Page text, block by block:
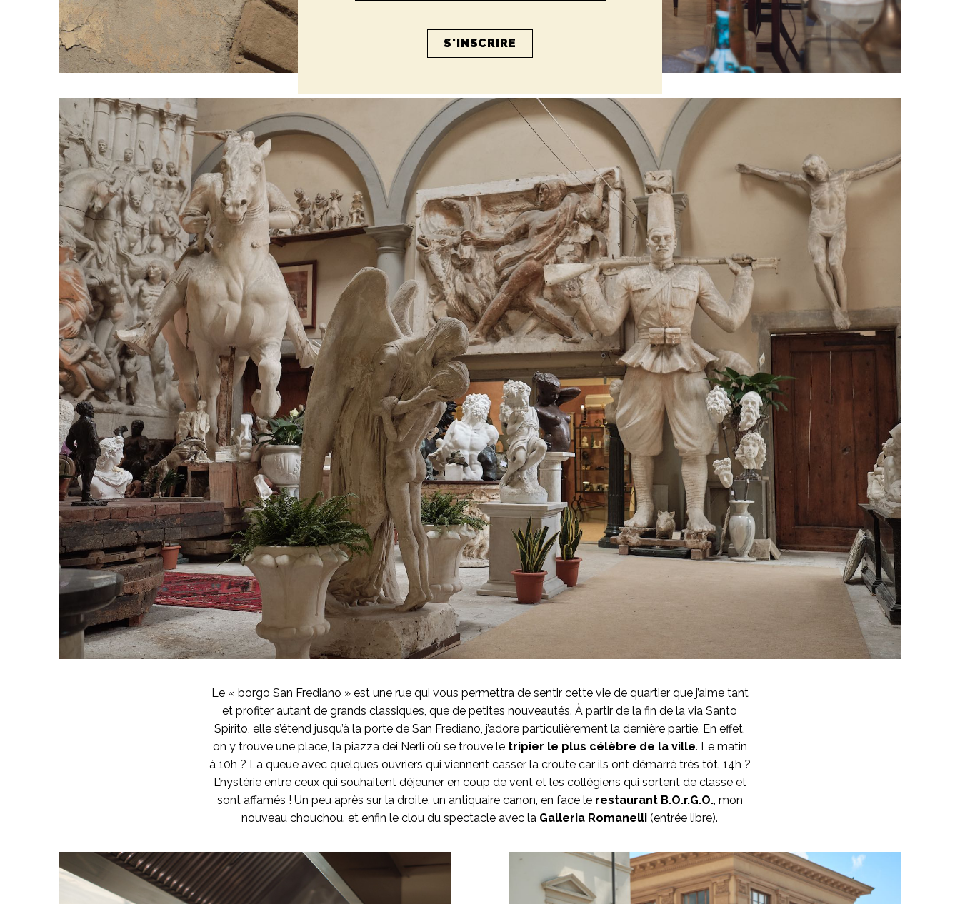
Le « borgo San Frediano » est une rue qui vous permettra de sentir cette vie de quartier que j’aime tant
et profiter autant de grands classiques, que de petites nouveautés. À partir de la fin de la via Santo
Spirito, elle s’étend jusqu’à la porte de San Frediano, j’adore particulièrement la dernière partie. En effet,
on y trouve une place, la piazza dei Nerli où se trouve le tripier le plus célèbre de la ville. Le matin
à 10h ? La queue avec quelques ouvriers qui viennent casser la croute car ils ont démarré très tôt. 14h ?
L’hystérie entre ceux qui souhaitent déjeuner en coup de vent et les collégiens qui sortent de classe et
sont affamés ! Un peu après sur la droite, un antiquaire canon, en face le restaurant B.O.r.G.O., mon
nouveau chouchou. et enfin le clou du spectacle avec la Galleria Romanelli(entrée libre).